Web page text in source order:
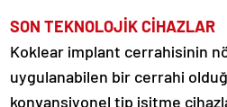
SON TEKNOLOJİK CİHAZLAR
Koklear implant cerrahisinin
uygulanabilen bir cerrahi
konvansiyonel tip işitme